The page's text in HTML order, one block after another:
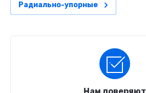
Радиально-упорные